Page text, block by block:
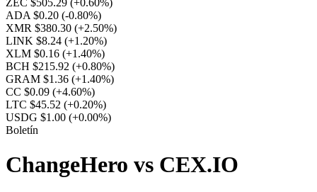
ZEC $505.29 (+0.60%)
ADA $0.20 (-0.80%)
XMR $380.30 (+2.50%)
LINK $8.24 (+1.20%)
XLM $0.16 (+1.40%)
BCH $215.92 (+0.80%)
GRAM $1.36 (+1.40%)
CC $0.09 (+4.60%)
LTC $45.52 (+0.20%)
USDG $1.00 (+0.00%)
Boletín
ChangeHero vs CEX.IO